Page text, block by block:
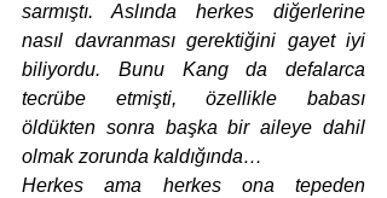
sarmıştı. Aslında herkes diğerlerine
nasıl davranması gerektiğini gayet iyi
biliyordu. Bunu Kang da defalarca
tecrübe etmişti, özellikle babası
öldükten sonra başka bir aileye dahil
olmak zorunda kaldığında…
Herkes ama herkes ona tepeden